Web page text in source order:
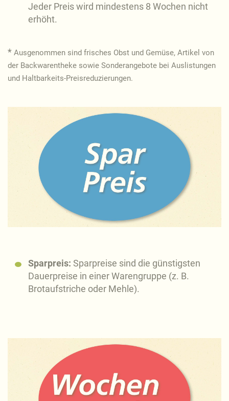
Jeder Preis wird mindestens 8 Wochen nicht
erhöht.
* Ausgenommen sind frisches Obst und Gemüse, Artikel von
der Backwarentheke sowie Sonderangebote bei Auslistungen
und Haltbarkeits-Preisreduzierungen.
Sparpreis: Sparpreise sind die günstigsten
Dauerpreise in einer Warengruppe (z. B.
Brotaufstriche oder Mehle).